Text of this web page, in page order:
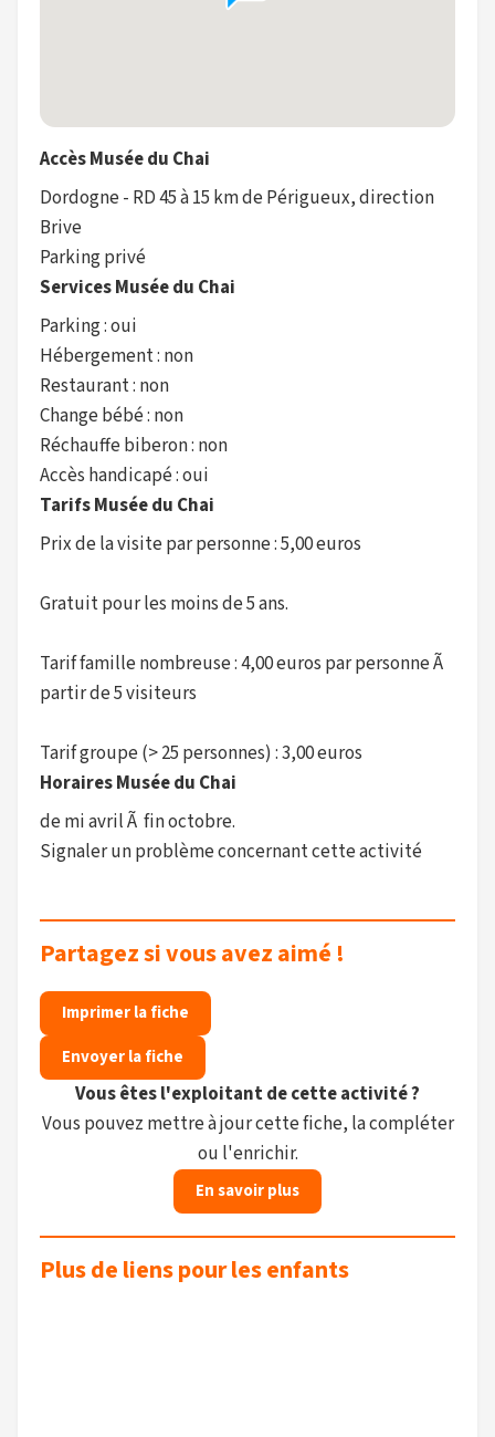
Accès Musée du Chai
Dordogne - RD 45 à 15 km de Périgueux, direction
Brive
Parking privé
Services Musée du Chai
Parking : oui
Hébergement : non
Restaurant : non
Change bébé : non
Réchauffe biberon : non
Accès handicapé : oui
Tarifs Musée du Chai
Prix de la visite par personne : 5,00 euros
Gratuit pour les moins de 5 ans.
Tarif famille nombreuse : 4,00 euros par personne Ã
partir de 5 visiteurs
Tarif groupe (> 25 personnes) : 3,00 euros
Horaires Musée du Chai
de mi avril Ã fin octobre.
Signaler un problème concernant cette activité
Partagez si vous avez aimé !
Imprimer la fiche
Envoyer la fiche
Vous êtes l'exploitant de cette activité ?
Vous pouvez mettre à jour cette fiche, la compléter
ou l'enrichir.
En savoir plus
Plus de liens pour les enfants